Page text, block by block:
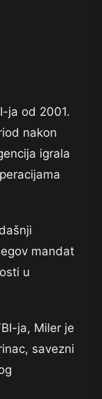
ja od 2001.
nakon
igrala
mandat
u
ja, Miler je
savezni